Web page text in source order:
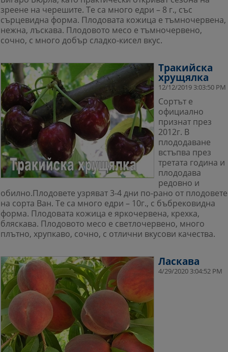
зреене на черешите. Те са много едри – 8 г., със
сърцевидна форма. Плодовата кожица е тъмночервена,
нежна, лъскава. Плодовото месо е тъмночервено,
сочно, с много добър сладко-кисел вкус.
Тракийска
хрущялка
12/12/2019 3:03:50 PM
Сортът е
официално
признат през
2012г. В
плододаване
встъпва през
третата година и
плододава
редовно и
обилно.Плодовете узряват 3-4 дни по-рано от плодовете
на сорта Ван. Те са много едри – 10г., с бъбрековидна
форма. Плодовата кожица е яркочервена, крехка,
бляскава. Плодовото месо е светлочервено, много
плътно, хрупкаво, сочно, с отлични вкусови качества.
Ласкава
4/29/2020 3:04:52 PM